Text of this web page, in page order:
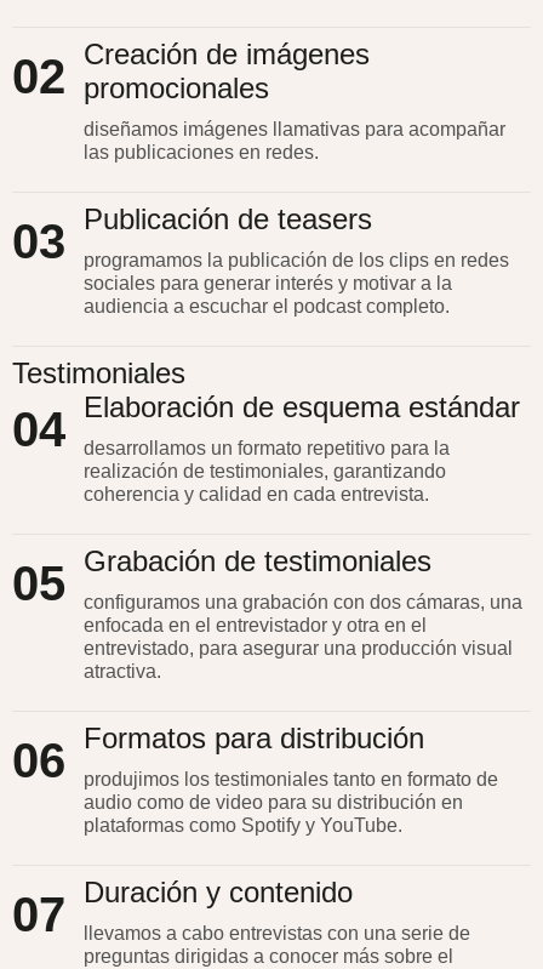
02
Creación de imágenes
promocionales
diseñamos imágenes llamativas para acompañar
las publicaciones en redes.
03 Publicación de teasers
programamos la publicación de los clips en redes
sociales para generar interés y motivar a la
audiencia a escuchar el podcast completo.
Testimoniales
04 Elaboración de esquema estándar
desarrollamos un formato repetitivo para la
realización de testimoniales, garantizando
coherencia y calidad en cada entrevista.
05 Grabación de testimoniales
configuramos una grabación con dos cámaras, una
enfocada en el entrevistador y otra en el
entrevistado, para asegurar una producción visual
atractiva.
06 Formatos para distribución
produjimos los testimoniales tanto en formato de
audio como de video para su distribución en
plataformas como Spotify y YouTube.
07 Duración y contenido
llevamos a cabo entrevistas con una serie de
preguntas dirigidas a conocer más sobre el